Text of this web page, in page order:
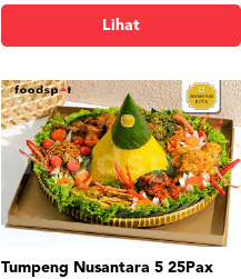
Lihat
Tumpeng Nusantara 5 25Pax